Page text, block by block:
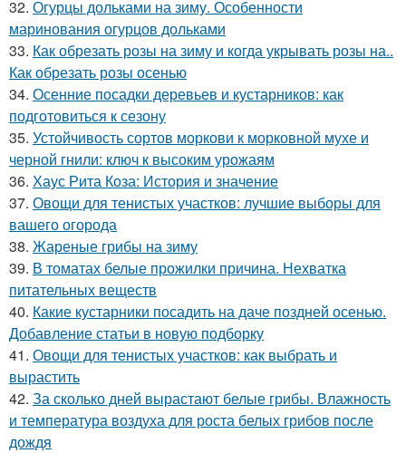
32. Огурцы дольками на зиму. Особенности
маринования огурцов дольками
33. Как обрезать розы на зиму и когда укрывать розы на..
Как обрезать розы осенью
34. Осенние посадки деревьев и кустарников: как
подготовиться к сезону
35. Устойчивость сортов моркови к морковной мухе и
черной гнили: ключ к высоким урожаям
36. Хаус Рита Коза: История и значение
37. Овощи для тенистых участков: лучшие выборы для
вашего огорода
38. Жареные грибы на зиму
39. В томатах белые прожилки причина. Нехватка
питательных веществ
40. Какие кустарники посадить на даче поздней осенью.
Добавление статьи в новую подборку
41. Овощи для тенистых участков: как выбрать и
вырастить
42. За сколько дней вырастают белые грибы. Влажность
и температура воздуха для роста белых грибов после
дождя